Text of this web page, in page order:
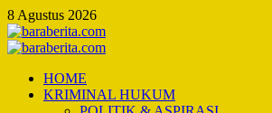
Skip
to
content
8 Agustus 2026
Primary
HOME
KRIMINAL HUKUM